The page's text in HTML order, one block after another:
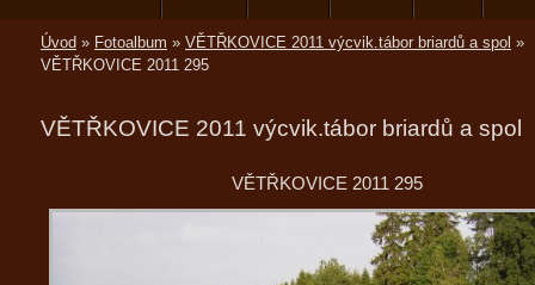
Úvod » Fotoalbum » VĚTŘKOVICE 2011 výcvik.tábor briardů a spol »
VĚTŘKOVICE 2011 295
VĚTŘKOVICE 2011 výcvik.tábor briardů a spol
VĚTŘKOVICE 2011 295